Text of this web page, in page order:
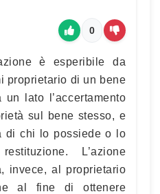
0
è esperibile da
proprietario di un bene
lato l’accertamento
sul bene stesso, e
di chi lo possiede o lo
L’azione
invece, al proprietario
al fine di ottenere